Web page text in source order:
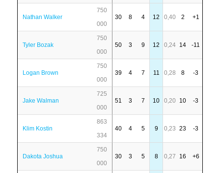
Nathan Walker
750
000
30 8 4 12 0,40 2 +1
Tyler Bozak
750
000
50 3 9 12 0,24 14 -11
Logan Brown
750
000
39 4 7 11 0,28 8 -3
Jake Walman
725
000
51 3 7 10 0,20 10 -3
Klim Kostin
863
334
40 4 5 9 0,23 23 -3
Dakota Joshua
750
000
30 3 5 8 0,27 16 +6